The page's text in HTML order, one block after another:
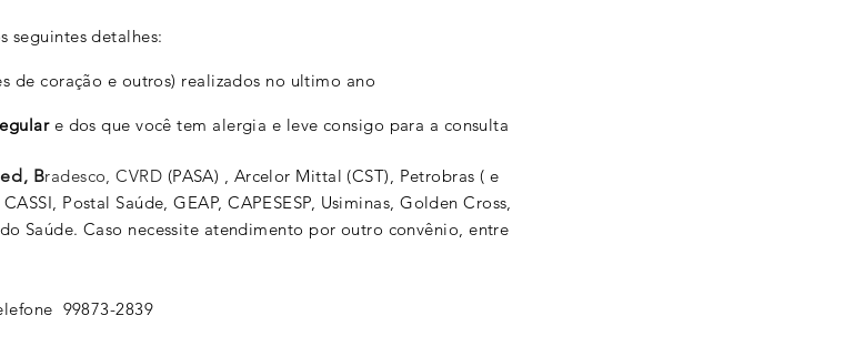
seguintes detalhes:
de coração e outros) realizados no ultimo ano
e dos que você tem alergia e leve consigo para a consulta
Bradesco, CVRD (PASA) , Arcelor Mittal (CST), Petrobras ( e
Postal Saúde, GEAP, CAPESESP, Usiminas, Golden Cross,
Saúde. Caso necessite atendimento por outro convênio, entre
99873-2839